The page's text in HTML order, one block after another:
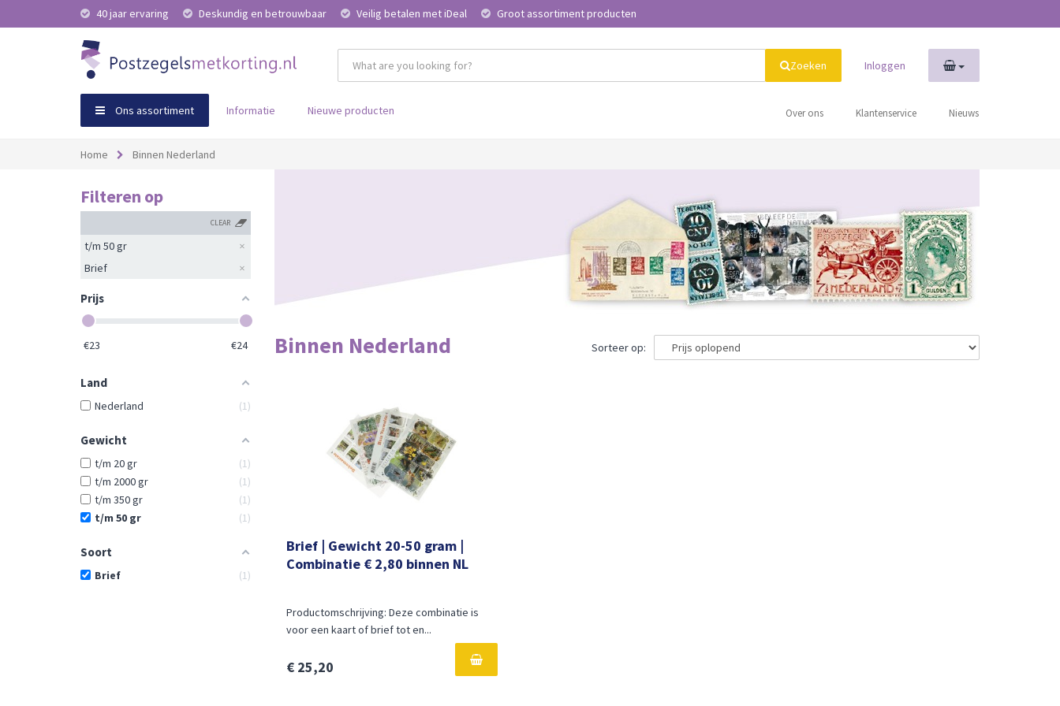
40 jaar ervaring Deskundig en betrouwbaar Veilig betalen met iDeal Groot assortiment producten
Inloggen
Zoeken
Ons assortiment Informatie Nieuwe producten Over ons Klantenservice Nieuws
Home Binnen Nederland
Filteren op
CLEAR
t/m 50 gr
Brief
Prijs
€23 €24
Land
Nederland 1
Gewicht
t/m 20 gr
1
t/m 2000 gr
1
t/m 350 gr
1
t/m 50 gr
1
Soort
Brief 1
Binnen Nederland Sorteer op:
Brief | Gewicht 20-50 gram |
Combinatie € 2,80 binnen NL
Productomschrijving: Deze combinatie is
voor een kaart of brief tot en...
€ 25,20